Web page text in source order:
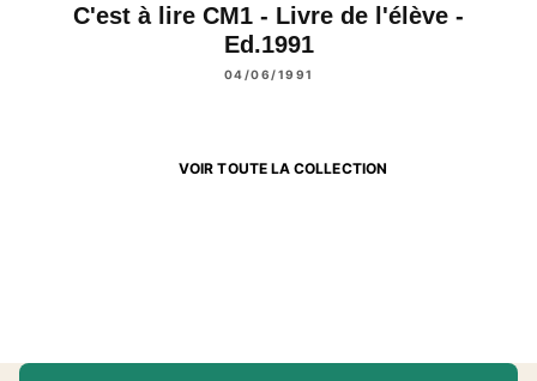
C'est à lire CM1 - Livre de l'élève -
Ed.1991
04/06/1991
VOIR TOUTE LA COLLECTION